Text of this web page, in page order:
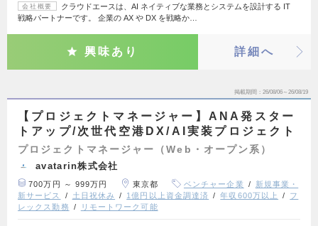
会社概要
クラウドエースは、AI ネイティブな業務とシステムを設計する IT
戦略パートナーです。 企業の AX や DX を戦略か…
興味あり 詳細へ
掲載期間 26/08/06～26/08/19
【プロジェクトマネージャー】ANA発スター
トアップ/次世代空港DX/AI実装プロジェクト
プロジェクトマネージャー（Web・オープン系）
avatarin株式会社
700万円 ～ 999万円 東京都 ベンチャー企業
新規事業・
新サービス
土日祝休み 1億円以上資金調達済 年収600万以上
フ
レックス勤務
リモートワーク可能